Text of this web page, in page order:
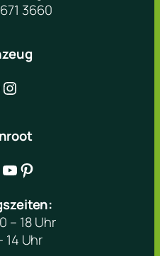
3660
Instagram
YouTube Pinterest
– 18 Uhr
14 Uhr